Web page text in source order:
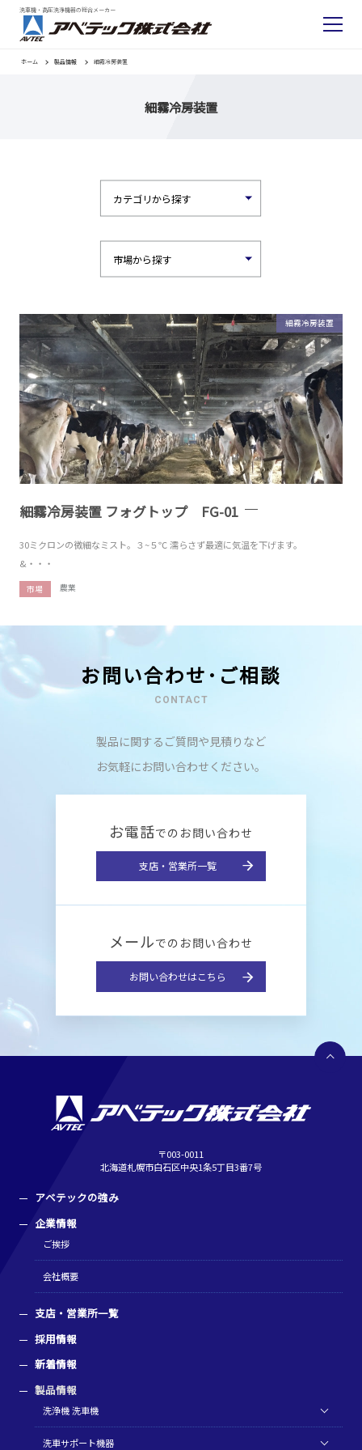
洗車機・高圧洗浄機器の総合メーカー
ホーム 製品情報 細霧冷房装置
細霧冷房装置
細霧冷房装置
細霧冷房装置 フォグトップ FG-01
30ミクロンの微細なミスト。３~５℃ 濡らさず最適に気温を下げます。
&・・・
市場 農業
お問い合わせ･ご相談
CONTACT
製品に関するご質問や見積りなど
お気軽にお問い合わせください。
お電話でのお問い合わせ
支店・営業所一覧
メールでのお問い合わせ
お問い合わせはこちら
〒003-0011
北海道札幌市白石区中央1条5丁目3番7号
アベテックの強み
企業情報
ご挨拶
会社概要
支店・営業所一覧
採用情報
新着情報
製品情報
洗浄機 洗車機
洗車サポート機器